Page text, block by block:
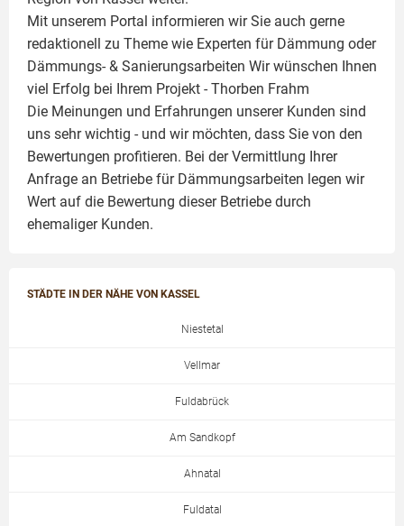
Mit unserem Portal informieren wir Sie auch gerne
redaktionell zu Theme wie Experten für Dämmung oder
Dämmungs- & Sanierungsarbeiten Wir wünschen Ihnen
viel Erfolg bei Ihrem Projekt - Thorben Frahm
Die Meinungen und Erfahrungen unserer Kunden sind
uns sehr wichtig - und wir möchten, dass Sie von den
Bewertungen profitieren. Bei der Vermittlung Ihrer
Anfrage an Betriebe für Dämmungsarbeiten legen wir
Wert auf die Bewertung dieser Betriebe durch
ehemaliger Kunden.
STÄDTE IN DER NÄHE VON KASSEL
Niestetal
Vellmar
Fuldabrück
Am Sandkopf
Ahnatal
Fuldatal